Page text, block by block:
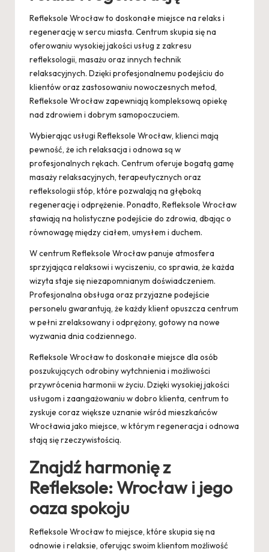
Refleksole Wrocław to doskonałe miejsce na relaks i
regenerację w sercu miasta. Centrum skupia się na
oferowaniu wysokiej jakości usług z zakresu
refleksologii, masażu oraz innych technik
relaksacyjnych. Dzięki profesjonalnemu podejściu do
klientów oraz zastosowaniu nowoczesnych metod,
Refleksole Wrocław zapewniają kompleksową opiekę
nad zdrowiem i dobrym samopoczuciem.
Wybierając usługi Refleksole Wrocław, klienci mają
pewność, że ich relaksacja i odnowa są w
profesjonalnych rękach. Centrum oferuje bogatą gamę
masaży relaksacyjnych, terapeutycznych oraz
refleksologii stóp, które pozwalają na głęboką
regenerację i odprężenie. Ponadto, Refleksole Wrocław
stawiają na holistyczne podejście do zdrowia, dbając o
równowagę między ciałem, umysłem i duchem.
W centrum Refleksole Wrocław panuje atmosfera
sprzyjająca relaksowi i wyciszeniu, co sprawia, że każda
wizyta staje się niezapomnianym doświadczeniem.
Profesjonalna obsługa oraz przyjazne podejście
personelu gwarantują, że każdy klient opuszcza centrum
w pełni zrelaksowany i odprężony, gotowy na nowe
wyzwania dnia codziennego.
Refleksole Wrocław to doskonałe miejsce dla osób
poszukujących odrobiny wytchnienia i możliwości
przywrócenia harmonii w życiu. Dzięki wysokiej jakości
usługom i zaangażowaniu w dobro klienta, centrum to
zyskuje coraz większe uznanie wśród mieszkańców
Wrocławia jako miejsce, w którym regeneracja i odnowa
stają się rzeczywistością.
Znajdź harmonię z
Refleksole: Wrocław i jego
oaza spokoju
Refleksole Wrocław to miejsce, które skupia się na
odnowie i relaksie, oferując swoim klientom możliwość